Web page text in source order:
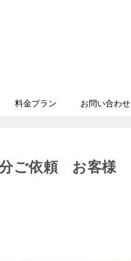
料金プラン お問い合わせ
分ご依頼 お客様